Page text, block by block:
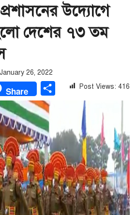
উদ্যোগে
দেশের ৭৩ তম
January 26, 2022
Share Share Post Views: 416